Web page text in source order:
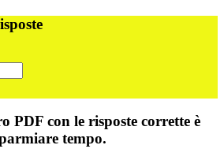
PDF con le risposte corrette è
tempo.